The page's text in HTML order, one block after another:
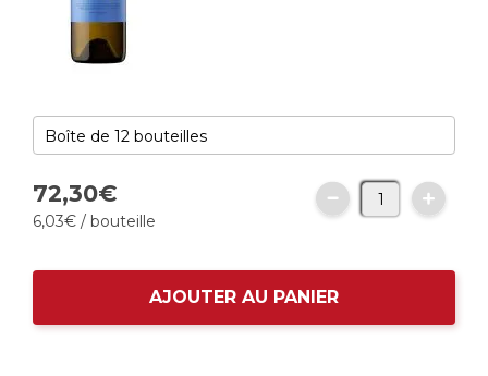
72,30€
6,03€ / bouteille
AJOUTER AU PANIER